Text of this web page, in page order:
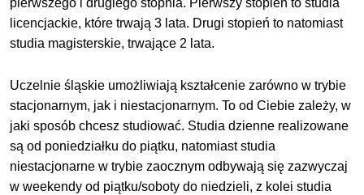
pierwszego i drugiego stopnia. Pierwszy stopień to studia
licencjackie, które trwają 3 lata. Drugi stopień to natomiast
studia magisterskie, trwające 2 lata.
Uczelnie śląskie umożliwiają kształcenie zarówno w trybie
stacjonarnym, jak i niestacjonarnym. To od Ciebie zależy, w
jaki sposób chcesz studiować. Studia dzienne realizowane
są od poniedziałku do piątku, natomiast studia
niestacjonarne w trybie zaocznym odbywają się zazwyczaj
w weekendy od piątku/soboty do niedzieli, z kolei studia